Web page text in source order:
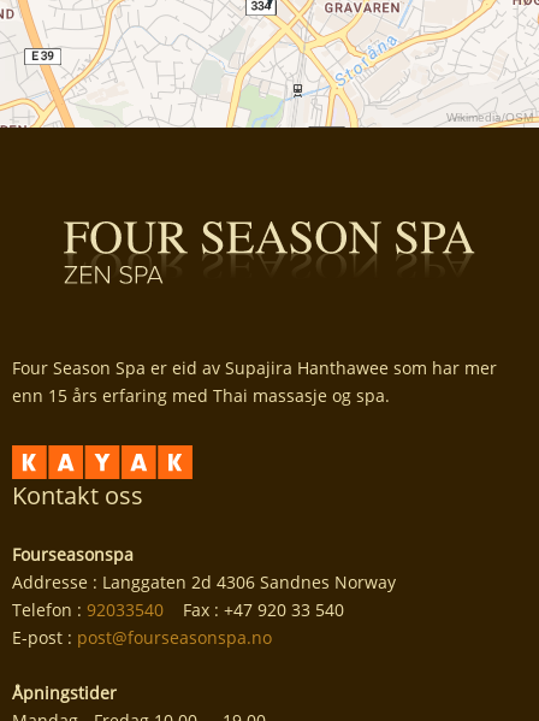
Wikimedia/OSM
Four Season Spa er eid av Supajira Hanthawee som har mer
enn 15 års erfaring med Thai massasje og spa.
Kontakt oss
Fourseasonspa
Addresse : Langgaten 2d 4306 Sandnes Norway
Telefon : 92033540 Fax : +47 920 33 540
E-post : post@fourseasonspa.no
Åpningstider